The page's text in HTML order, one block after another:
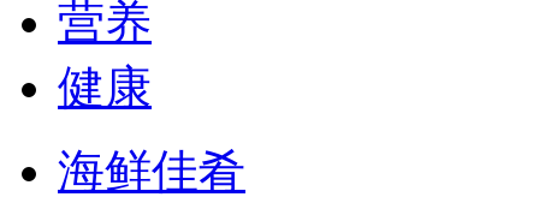
营养
健康
海鲜佳肴